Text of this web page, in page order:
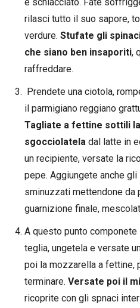
rilasci tutto il suo sapore,
verdure. Stufate gli
che siano ben insaporiti,
raffreddare.
Prendete una ciotola,
il parmigiano reggiano
Tagliate a fettine sottili
sgocciolatela dal latte in
un recipiente, versate la
pepe. Aggiungete anche
sminuzzati mettendone da
guarnizione finale,
A questo punto
teglia, ungetela e versate
poi la mozzarella a fettine,
terminare. Versate poi il
ricoprite con gli spnaci